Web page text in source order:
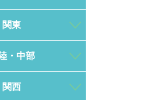
関東
・中部
関西